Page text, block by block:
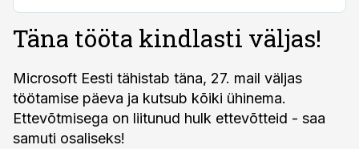
Täna tööta kindlasti väljas!
Microsoft Eesti tähistab täna, 27. mail väljas
töötamise päeva ja kutsub kõiki ühinema.
Ettevõtmisega on liitunud hulk ettevõtteid - saa
samuti osaliseks!